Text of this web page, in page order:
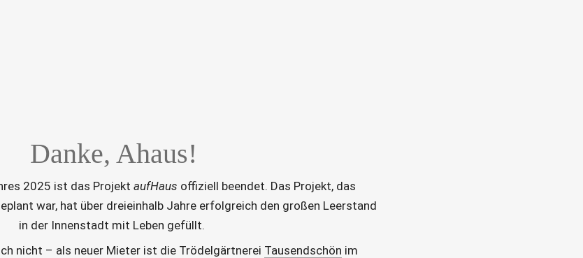
Danke, Ahaus!
2025 ist das Projekt aufHaus offiziell beendet. Das Projekt, das
war, hat über dreieinhalb Jahre erfolgreich den großen Leerstand
in der Innenstadt mit Leben gefüllt.
nicht – als neuer Mieter ist die Trödelgärtnerei Tausendschön im